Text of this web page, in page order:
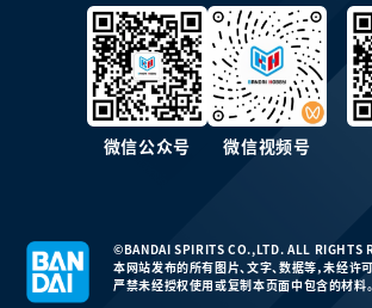
微信公众号 微信视频号
©BANDAI SPIRITS CO.,LTD. ALL RIGHTS
本网站发布的所有图片、文字、数据等，未经许
严禁未经授权使用或复制本页面中包含的材料。